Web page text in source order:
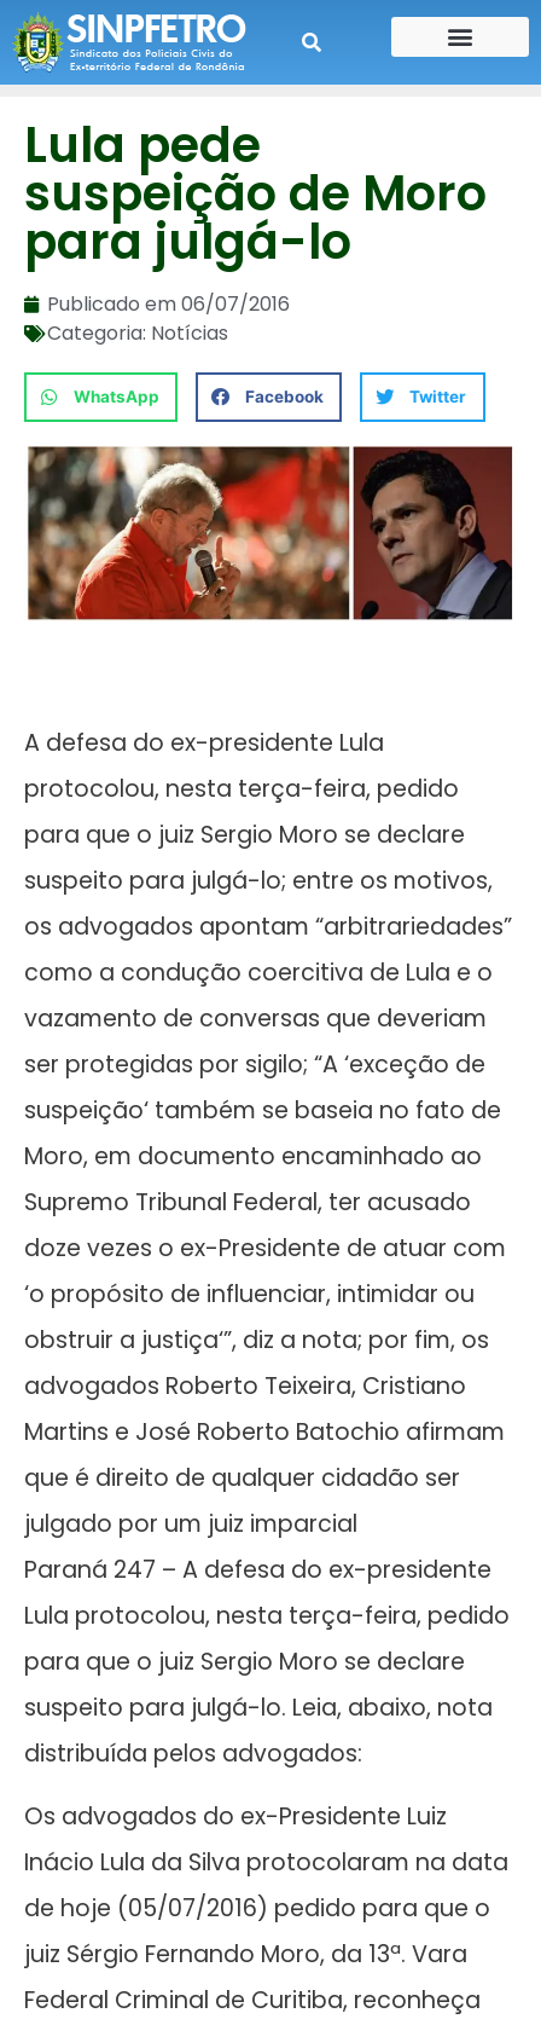
Lula pede
suspeição de Moro
para julgá-lo
Publicado em06/07/2016
Categoria: Notícias
WhatsApp Facebook Twitter
A defesa do ex-presidente Lula
protocolou, nesta terça-feira, pedido
para que o juiz Sergio Moro se declare
suspeito para julgá-lo; entre os motivos,
os advogados apontam “arbitrariedades”
como a condução coercitiva de Lula e o
vazamento de conversas que deveriam
ser protegidas por sigilo; “A ‘exceção de
suspeição‘ também se baseia no fato de
Moro, em documento encaminhado ao
Supremo Tribunal Federal, ter acusado
doze vezes o ex-Presidente de atuar com
‘o propósito de influenciar, intimidar ou
obstruir a justiça‘”, diz a nota; por fim, os
advogados Roberto Teixeira, Cristiano
Martins e José Roberto Batochio afirmam
que é direito de qualquer cidadão ser
julgado por um juiz imparcial
Paraná 247 – A defesa do ex-presidente
Lula protocolou, nesta terça-feira, pedido
para que o juiz Sergio Moro se declare
suspeito para julgá-lo. Leia, abaixo, nota
distribuída pelos advogados:
Os advogados do ex-Presidente Luiz
Inácio Lula da Silva protocolaram na data
de hoje (05/07/2016) pedido para que o
juiz Sérgio Fernando Moro, da 13ª. Vara
Federal Criminal de Curitiba, reconheça